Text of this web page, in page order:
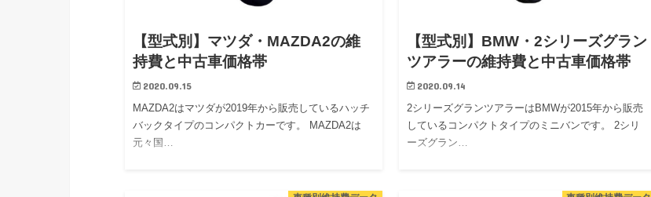
【型式別】マツダ・MAZDA2の維
持費と中古車価格帯
2020.09.15
MAZDA2はマツダが2019年から販売しているハッチ
バックタイプのコンパクトカーです。 MAZDA2は
元々国…
【型式別】BMW・2シリーズグラン
ツアラーの維持費と中古車価格帯
2020.09.14
2シリーズグランツアラーはBMWが2015年から販売
しているコンパクトタイプのミニバンです。 2シリ
ーズグラン…